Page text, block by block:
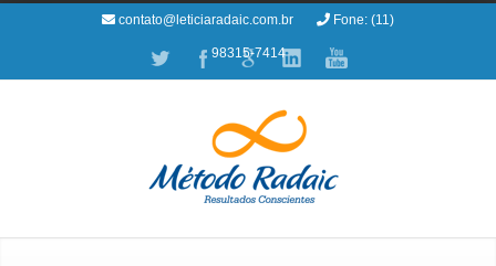
contato@leticiaradaic.com.br Fone: (11)
98315-7414